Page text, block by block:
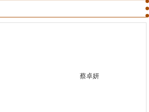
蔡卓妍